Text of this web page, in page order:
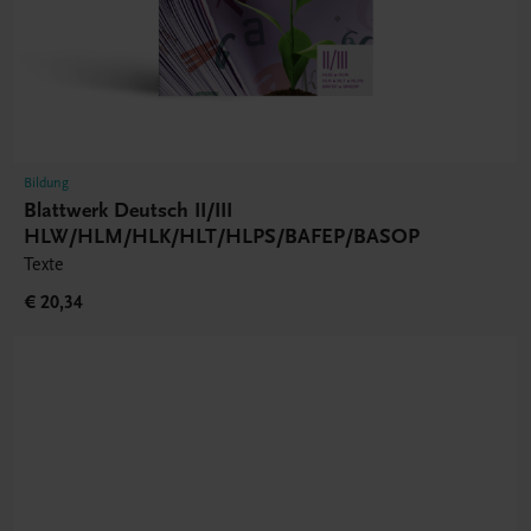
Bildung
Blattwerk Deutsch II/III
HLW/HLM/HLK/HLT/HLPS/BAFEP/BASOP
Texte
€ 20,34